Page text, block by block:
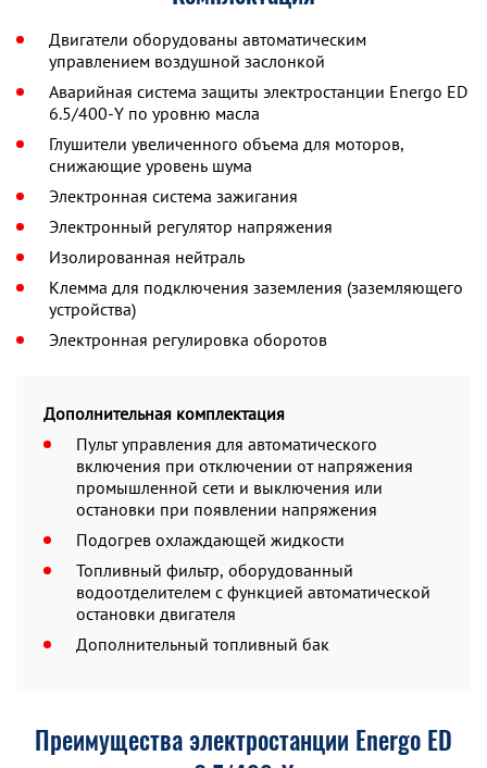
Двигатели оборудованы автоматическим
управлением воздушной заслонкой
Аварийная система защиты электростанции Energo ED
6.5/400-Y по уровню масла
Глушители увеличенного объема для моторов,
снижающие уровень шума
Электронная система зажигания
Электронный регулятор напряжения
Изолированная нейтраль
Клемма для подключения заземления (заземляющего
устройства)
Электронная регулировка оборотов
Дополнительная комплектация
Пульт управления для автоматического
включения при отключении от напряжения
промышленной сети и выключения или
остановки при появлении напряжения
Подогрев охлаждающей жидкости
Топливный фильтр, оборудованный
водоотделителем с функцией автоматической
остановки двигателя
Дополнительный топливный бак
Преимущества электростанции Energo ED